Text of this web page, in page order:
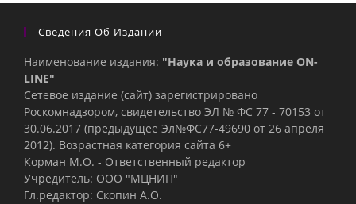
Сведения Об Издании
Наименование издания: "Наука и образование ON-
LINE"
Сетевое издание (сайт) зарегистрировано
Роскомнадзором, свидетельство ЭЛ № ФС 77 - 70153 от
30.06.2017 (предыдущее Эл№ФC77-49690 от 26 апреля
2012). Возрастная категория сайта 6+
Корман М.О. - Ответственный редактор
Учредитель: ООО "МЦНИП"
Гл.редактор: Скопин А.О.